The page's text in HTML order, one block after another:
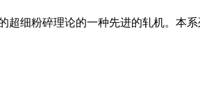
细粉碎理论的一种先进的轧机。本